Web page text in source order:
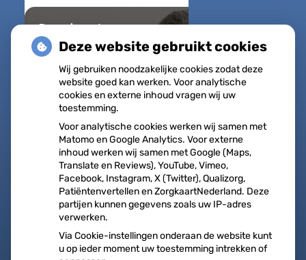
Regel met
gemak
Uw Zorg
online
Herhaalrecepten
aanvragen
Vragen stellen
Afspraken
maken
Dossier bekijken
Registeren
patiëntenomgeving
Medisch
Deze website gebruikt cookies
Wij gebruiken noodzakelijke cookies zodat deze
website goed kan werken. Voor analytische
cookies en externe inhoud vragen wij uw
toestemming.
Voor analytische cookies werken wij samen met
Matomo en Google Analytics. Voor externe
inhoud werken wij samen met Google (Maps,
Translate en Reviews), YouTube, Vimeo,
Facebook, Instagram, X (Twitter), Qualizorg,
Patiëntenvertellen en ZorgkaartNederland. Deze
partijen kunnen gegevens zoals uw IP-adres
verwerken.
Via Cookie-instellingen onderaan de website kunt
u op ieder moment uw toestemming intrekken of